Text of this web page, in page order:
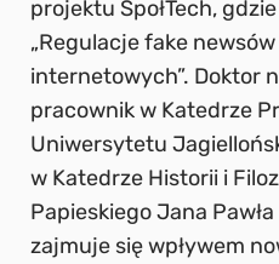
projektu SpołTech,
„Regulacje fake
internetowych”. Doktor
pracownik w Katedrze
Uniwersytetu
w Katedrze Historii i
Papieskiego Jana
zajmuje się wpływem